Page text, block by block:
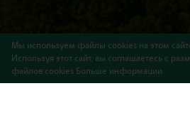
Мы используем файлы cookies на этом
Используя этот сайт, вы соглашаетесь с
файлов cookies Больше информации